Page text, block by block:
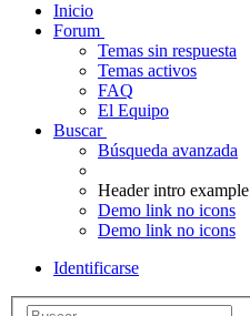
Inicio
Forum
Temas sin respuesta
Temas activos
FAQ
El Equipo
Buscar
Búsqueda avanzada
Header intro example
Demo link no icons
Demo link no icons
Identificarse